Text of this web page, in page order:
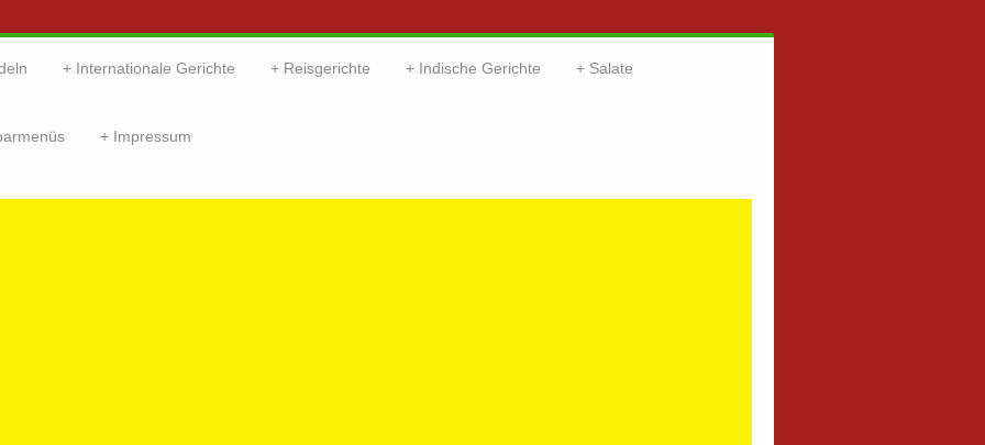
Internationale Gerichte Reisgerichte Indische Gerichte Salate
Impressum